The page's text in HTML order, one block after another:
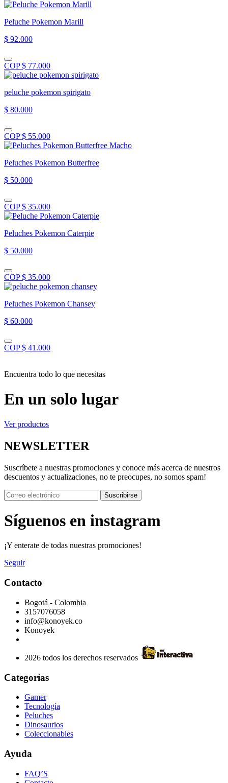
Peluche Pokemon Marill
$ 92.000
COP $ 77.000
peluche pokemon spirigato
$ 80.000
COP $ 55.000
Peluches Pokemon Butterfree
$ 50.000
COP $ 35.000
Peluches Pokemon Caterpie
$ 50.000
COP $ 35.000
Peluches Pokemon Chansey
$ 60.000
COP $ 41.000
Encuentra todo lo que necesitas
En un solo lugar
Ver productos
NEWSLETTER
Suscríbete a nuestras promociones y conoce más acerca de nuestros
descuentos y actualizaciones, no te preocupes, no somos spam!
Suscribirse
Síguenos en instagram
¡Y enterate de todas nuestras promociones!
Seguir
Contacto
Bogotá - Colombia
3157076058
info@konoyek.co
Konoyek
2026 todos los derechos reservados
Categorías
Gamer
Tecnología
Peluches
Dinosaurios
Coleccionables
Ayuda
FAQ’S